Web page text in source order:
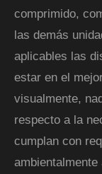
comprimido,
las demás
aplicables las
estar en el
visualmente,
respecto a la
cumplan con
ambientalmente